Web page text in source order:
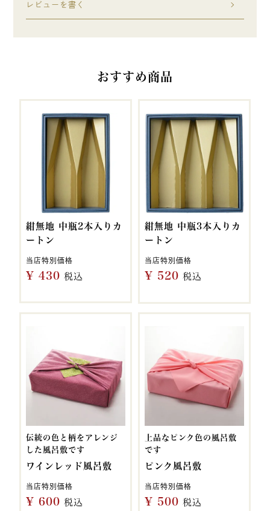
レビューを書く
おすすめ商品
紺無地 中瓶2本入りカ
ートン
当店特別価格
¥ 430 税込
紺無地 中瓶3本入りカ
ートン
当店特別価格
¥ 520 税込
伝統の色と柄をアレンジ
した風呂敷です
ワインレッド風呂敷
当店特別価格
¥ 600 税込
上品なピンク色の風呂敷
です
ピンク風呂敷
当店特別価格
¥ 500 税込